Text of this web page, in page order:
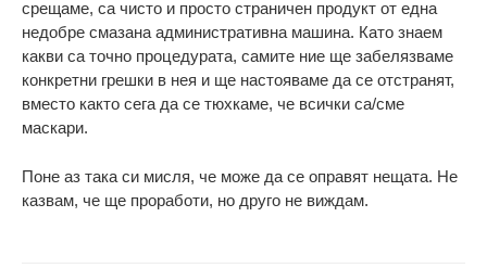
срещаме, са чисто и просто страничен продукт от една
недобре смазана административна машина. Като знаем
какви са точно процедурата, самите ние ще забелязваме
конкретни грешки в нея и ще настояваме да се отстранят,
вместо както сега да се тюхкаме, че всички са/сме
маскари.
Поне аз така си мисля, че може да се оправят нещата. Не
казвам, че ще проработи, но друго не виждам.